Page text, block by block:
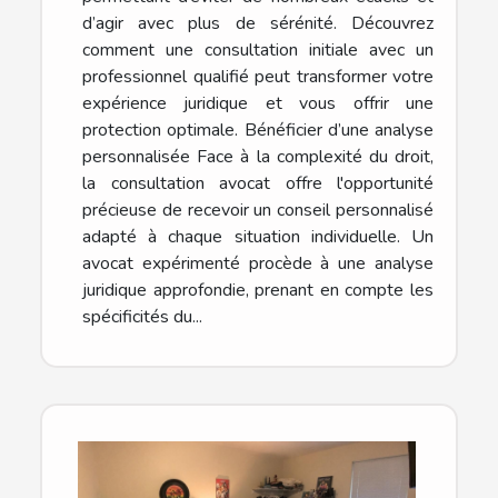
d’agir avec plus de sérénité. Découvrez
comment une consultation initiale avec un
professionnel qualifié peut transformer votre
expérience juridique et vous offrir une
protection optimale. Bénéficier d’une analyse
personnalisée Face à la complexité du droit,
la consultation avocat offre l'opportunité
précieuse de recevoir un conseil personnalisé
adapté à chaque situation individuelle. Un
avocat expérimenté procède à une analyse
juridique approfondie, prenant en compte les
spécificités du...